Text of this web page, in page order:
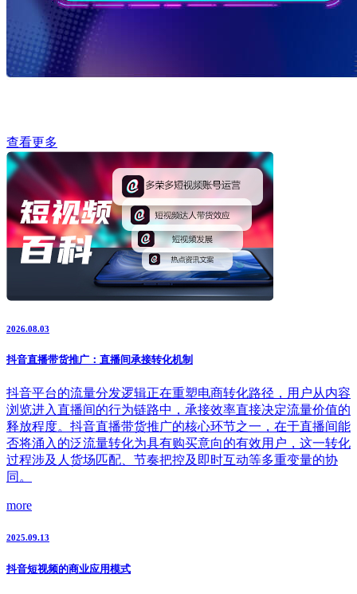
查看更多
2026.08.03
抖音直播带货推广：直播间承接转化机制
抖音平台的流量分发逻辑正在重塑电商转化路径，用户从内容
浏览进入直播间的行为链路中，承接效率直接决定流量价值的
释放程度。抖音直播带货推广的核心环节之一，在于直播间能
否将涌入的泛流量转化为具有购买意向的有效用户，这一转化
过程涉及人货场匹配、节奏把控及即时互动等多重变量的协
同。
more
2025.09.13
抖音短视频的商业应用模式